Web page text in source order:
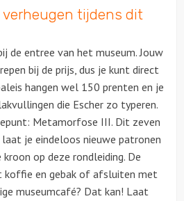
Proeverijen
Wandelingen
Fietstochten
verheugen tijdens dit
de entree van het museum. Jouw
bij de prijs, dus je kunt direct
hangen wel 150 prenten en je
die Escher zo typeren.
Metamorfose III. Dit zeven
je eindeloos nieuwe patronen
op deze rondleiding. De
koffie en gebak of afsluiten met
museumcafé? Dat kan! Laat